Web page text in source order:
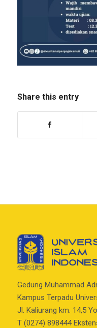
Share this entry
Gedung Muhammad
Kampus Terpadu
Jl. Kaliurang km. 14,5
T (0274) 898444